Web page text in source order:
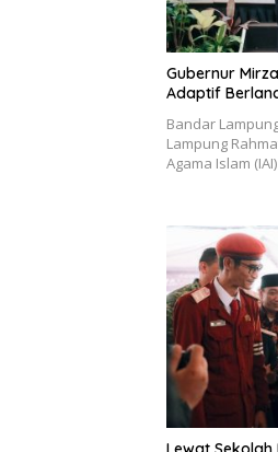
Gubernur
Adaptif
Bandar
Lampung
Agama Islam